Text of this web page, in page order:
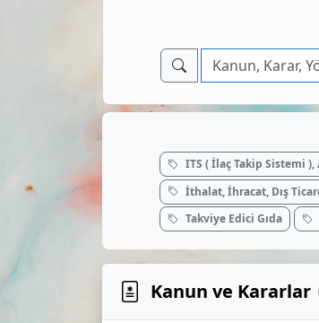
ITS ( İlaç Takip Sistemi
İthalat, İhracat, Dış
Takviye Edici Gıda
Kanun ve Kararlar